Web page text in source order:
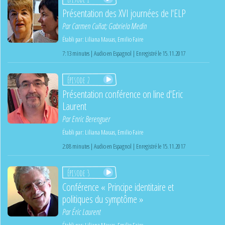
Présentation des XVI journées de l'ELP
ParCarmen Cuñat;Gabriela Medin
Établi par: Liliana Mauas, Emilio Faire
7:13 minutes | Audio en Espagnol | Enregistré le 15.11.2017
Épisode 2
Présentation conférence on line d'Eric
Laurent
ParEnric Berenguer
Établi par: Liliana Mauas, Emilio Faire
2:08 minutes | Audio en Espagnol | Enregistré le 15.11.2017
Épisode 3
Conférence « Principe identitaire et
politiques du symptôme »
ParÉric Laurent